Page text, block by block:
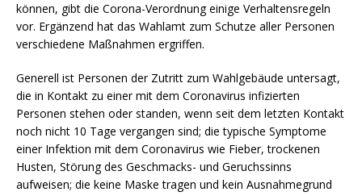
können, gibt die Corona-Verordnung einige Verhaltensregeln
vor. Ergänzend hat das Wahlamt zum Schutze aller Personen
verschiedene Maßnahmen ergriffen.
Generell ist Personen der Zutritt zum Wahlgebäude untersagt,
die in Kontakt zu einer mit dem Coronavirus infizierten
Personen stehen oder standen, wenn seit dem letzten Kontakt
noch nicht 10 Tage vergangen sind; die typische Symptome
einer Infektion mit dem Coronavirus wie Fieber, trockenen
Husten, Störung des Geschmacks- und Geruchssinns
aufweisen; die keine Maske tragen und kein Ausnahmegrund